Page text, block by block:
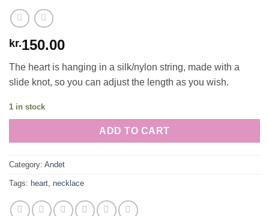
kr.150.00
The heart is hanging in a silk/nylon string, made with a
slide knot, so you can adjust the length as you wish.
1 in stock
ADD TO CART
Category: Andet
Tags: heart, necklace